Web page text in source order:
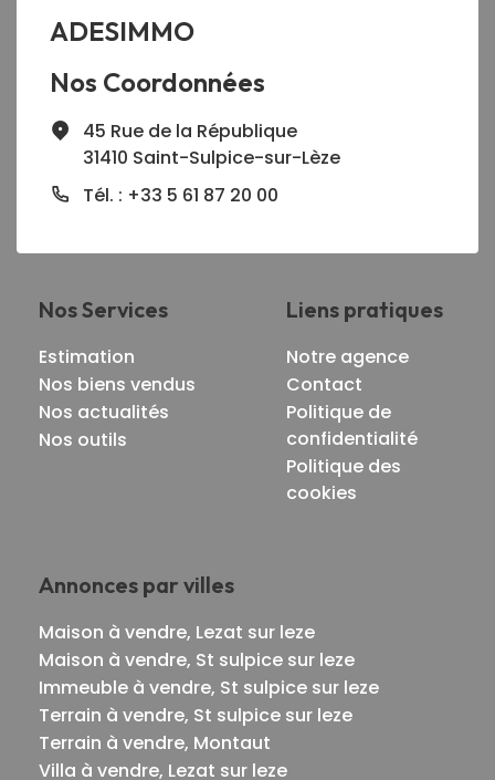
ADESIMMO
Nos Coordonnées
45 Rue de la République
31410 Saint-Sulpice-sur-Lèze
Tél. : +33 5 61 87 20 00
Nos Services
Estimation
Nos biens vendus
Nos actualités
Nos outils
Liens pratiques
Notre agence
Contact
Politique de
confidentialité
Politique des
cookies
Annonces par villes
Maison à vendre, Lezat sur leze
Maison à vendre, St sulpice sur leze
Immeuble à vendre, St sulpice sur leze
Terrain à vendre, St sulpice sur leze
Terrain à vendre, Montaut
Villa à vendre, Lezat sur leze